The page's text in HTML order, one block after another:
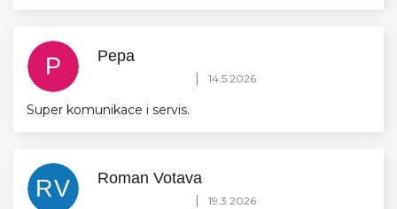
P Pepa
Hodnocení obchodu je 5 z 5 hvězdiček.
| 14.5.2026
Super komunikace i servis.
RV Roman Votava
Hodnocení obchodu je 5 z 5 hvězdiček.
| 19.3.2026